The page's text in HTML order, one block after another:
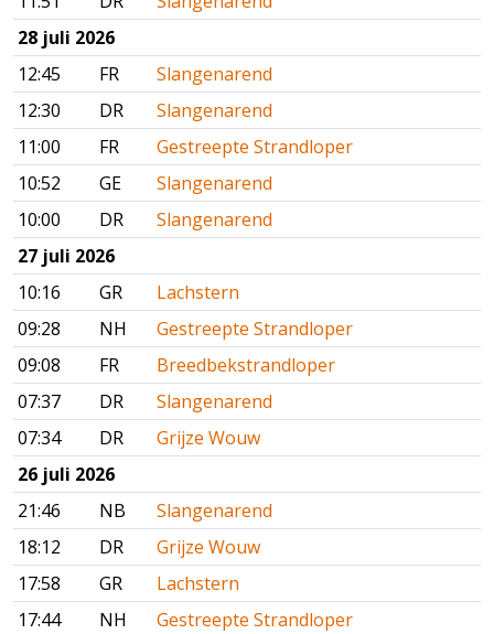
28 juli 2026
12:45
FR
Slangenarend
12:30
DR
Slangenarend
11:00
FR
Gestreepte Strandloper
10:52
GE
Slangenarend
10:00
DR
Slangenarend
27 juli 2026
10:16
GR
Lachstern
09:28
NH
Gestreepte Strandloper
09:08
FR
Breedbekstrandloper
07:37
DR
Slangenarend
07:34
DR
Grijze Wouw
26 juli 2026
21:46
NB
Slangenarend
18:12
DR
Grijze Wouw
17:58
GR
Lachstern
17:44
NH
Gestreepte Strandloper